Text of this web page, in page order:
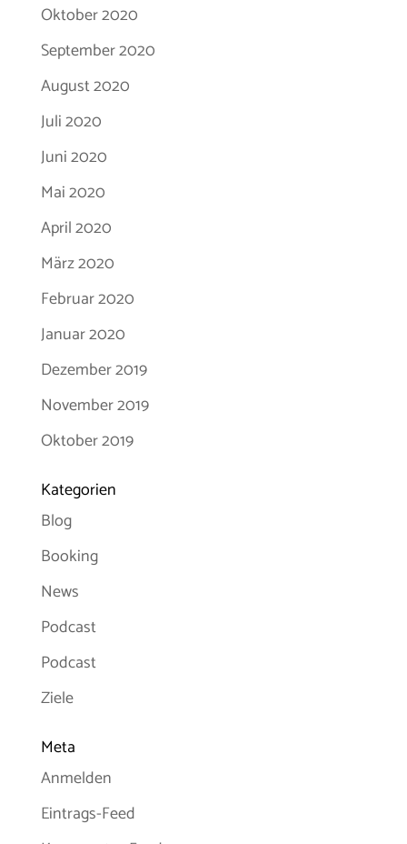
Oktober 2020
September 2020
August 2020
Juli 2020
Juni 2020
Mai 2020
April 2020
März 2020
Februar 2020
Januar 2020
Dezember 2019
November 2019
Oktober 2019
Kategorien
Blog
Booking
News
Podcast
Podcast
Ziele
Meta
Anmelden
Eintrags-Feed